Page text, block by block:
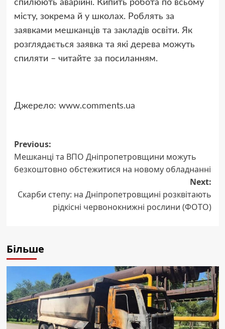
спилюють аварійні. Кипить робота по всьому
місту, зокрема й у школах. Роблять за
заявками мешканців та закладів освіти. Як
розглядається заявка та які дерева можуть
спиляти – читайте за посиланням.
Джерело: www.comments.ua
Post
navigation
Previous:
Мешканці та ВПО Дніпропетровщини можуть
безкоштовно обстежитися на новому обладнанні
Next:
Скарби степу: на Дніпропетровщині розквітають
рідкісні червонокнижні рослини (ФОТО)
Більше